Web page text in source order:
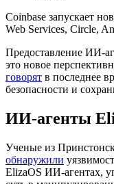
Coinbase запускает
Web Services, Circle,
Предоставление ИИ-
это новое
говорят в последнее
безопасности и
ИИ-агенты
Ученые из
обнаружили
ElizaOS ИИ-агентах,